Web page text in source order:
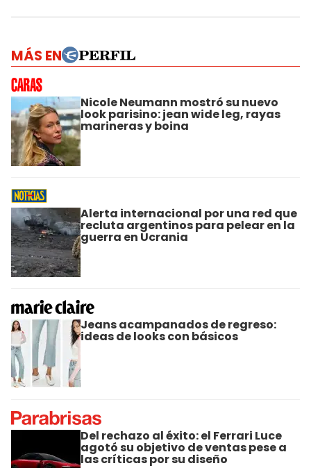
MÁS EN
Nicole Neumann mostró su nuevo
look parisino: jean wide leg, rayas
marineras y boina
Alerta internacional por una red que
recluta argentinos para pelear en la
guerra en Ucrania
Jeans acampanados de regreso:
ideas de looks con básicos
Del rechazo al éxito: el Ferrari Luce
agotó su objetivo de ventas pese a
las críticas por su diseño